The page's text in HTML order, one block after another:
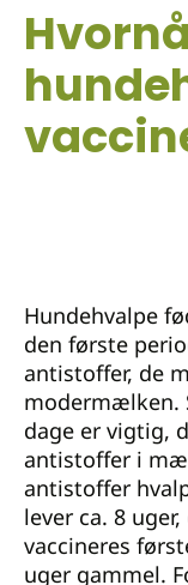
Hundehvalpe
den første
antistoffer, de
modermælken.
dage er vigtig,
antistoffer i
antistoffer
lever ca. 8
vaccineres
uger gammel.